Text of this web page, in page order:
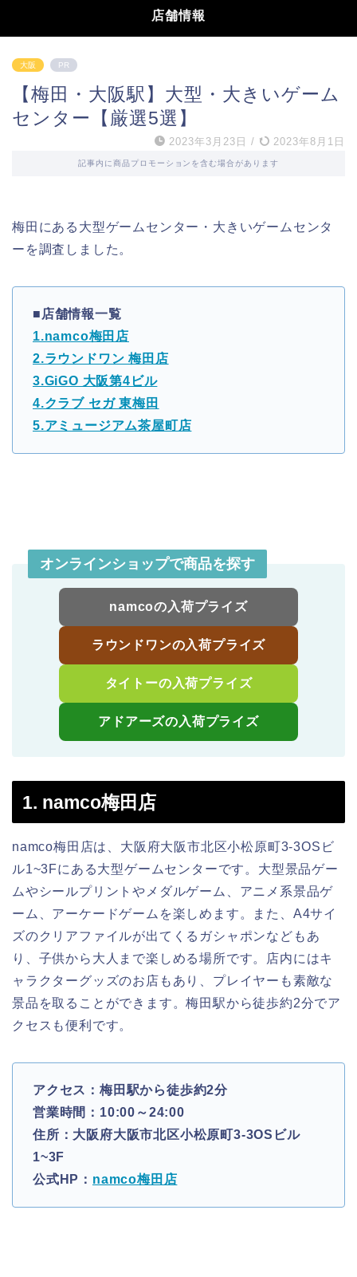
店舗情報
大阪 PR
【梅田・大阪駅】大型・大きいゲーム
センター【厳選5選】
2023年3月23日 / 2023年8月1日
記事内に商品プロモーションを含む場合があります
梅田にある大型ゲームセンター・大きいゲームセンタ
ーを調査しました。
■店舗情報一覧
1.namco梅田店
2.ラウンドワン 梅田店
3.GiGO 大阪第4ビル
4.クラブ セガ 東梅田
5.アミュージアム茶屋町店
オンラインショップで商品を探す
namcoの入荷プライズ
ラウンドワンの入荷プライズ
タイトーの入荷プライズ
アドアーズの入荷プライズ
1. namco梅田店
namco梅田店は、大阪府大阪市北区小松原町3-3OSビ
ル1~3Fにある大型ゲームセンターです。大型景品ゲー
ムやシールプリントやメダルゲーム、アニメ系景品ゲ
ーム、アーケードゲームを楽しめます。また、A4サイ
ズのクリアファイルが出てくるガシャポンなどもあ
り、子供から大人まで楽しめる場所です。店内にはキ
ャラクターグッズのお店もあり、プレイヤーも素敵な
景品を取ることができます。梅田駅から徒歩約2分でア
クセスも便利です。
アクセス：梅田駅から徒歩約2分
営業時間：10:00～24:00
住所：大阪府大阪市北区小松原町3-3OSビル
1~3F
公式HP： namco梅田店